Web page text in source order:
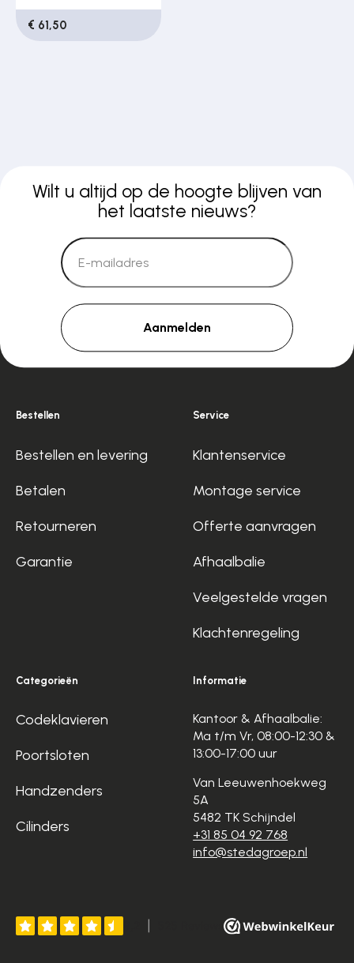
€ 61,50
Wilt u altijd op de hoogte blijven van
het laatste nieuws?
Aanmelden
Bestellen
Bestellen en levering
Betalen
Retourneren
Garantie
Service
Klantenservice
Montage service
Offerte aanvragen
Afhaalbalie
Veelgestelde vragen
Klachtenregeling
Categorieën
Codeklavieren
Poortsloten
Handzenders
Cilinders
Informatie
Kantoor & Afhaalbalie:
Ma t/m Vr, 08:00-12:30 &
13:00-17:00 uur
Van Leeuwenhoekweg
5A
5482 TK Schijndel
+31 85 04 92 768
info@stedagroep.nl